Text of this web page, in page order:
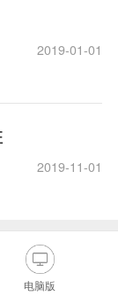
2019-01-01
2019-11-01
电脑版